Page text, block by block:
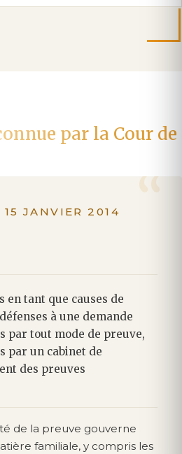
par la Cour de
15 JANVIER 2014
en tant que causes de
à une demande
par tout mode de preuve,
par un cabinet de
des preuves
de la preuve gouverne
familiale, y compris les